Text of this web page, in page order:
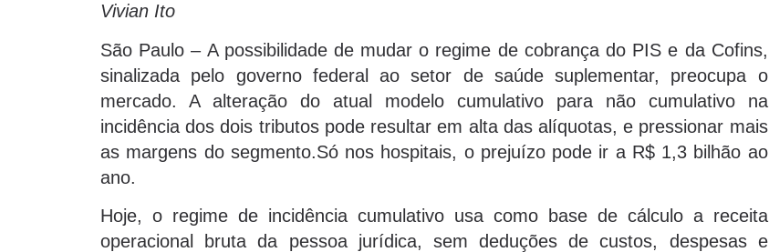
Vivian Ito
São Paulo – A possibilidade de mudar o regime de cobrança do PIS e da Cofins,
sinalizada pelo governo federal ao setor de saúde suplementar, preocupa o
mercado. A alteração do atual modelo cumulativo para não cumulativo na
incidência dos dois tributos pode resultar em alta das alíquotas, e pressionar mais
as margens do segmento.Só nos hospitais, o prejuízo pode ir a R$ 1,3 bilhão ao
ano.
Hoje, o regime de incidência cumulativo usa como base de cálculo a receita
operacional bruta da pessoa jurídica, sem deduções de custos, despesas e